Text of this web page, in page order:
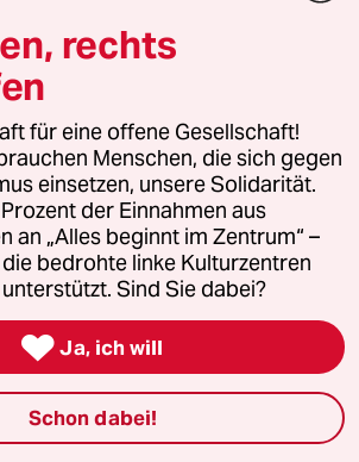
stärken
der AfD bei den kommenden
wie stark rechtsextreme
geworden sind. Gerade jetzt
und Solidarität. Auch
den Menschen, die sich vor Ort
einsetzen. Die taz
mit "Alles beginnt im
unterstützt bundesweit
Orte und baut einen
für deren Schutz und Erhalt
braucht guten, frei
rechts
für eine offene Gesellschaft!
Menschen, die sich gegen
einsetzen, unsere Solidarität.
der Einnahmen aus
an „Alles beginnt im Zentrum“ –
bedrohte linke Kulturzentren
Sind Sie dabei?
 Ja, ich will
Schon dabei!